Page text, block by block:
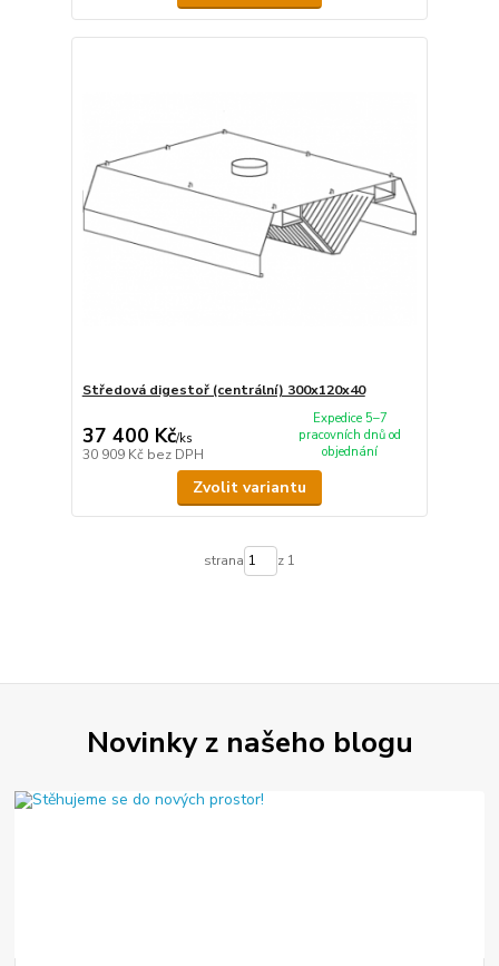
Středová digestoř (centrální) 300x120x40
37 400 Kč/ks
30 909 Kč bez DPH
Expedice 5–7
pracovních dnů od
objednání
Zvolit variantu
strana z 1
Novinky z našeho blogu